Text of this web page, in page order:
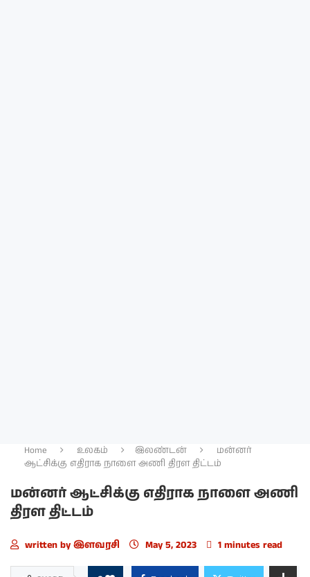
Home உலகம் இலண்டன்
மன்னர்
ஆட்சிக்கு எதிராக நாளை அணி திரள திட்டம்
மன்னர் ஆட்சிக்கு எதிராக நாளை அணி
திரள திட்டம்
written by இளவரசி May 5, 2023 1 minutes read